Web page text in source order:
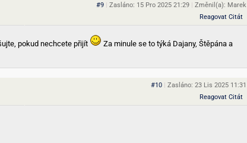
#9 | Zasláno: 15 Pro 2025 21:29 | Změnil(a): Marek
Reagovat Citát
pokud nechcete přijít
Za minule se to týká Dajany, Štěpána a
#10 | Zasláno: 23 Lis 2025 11:31
Reagovat Citát